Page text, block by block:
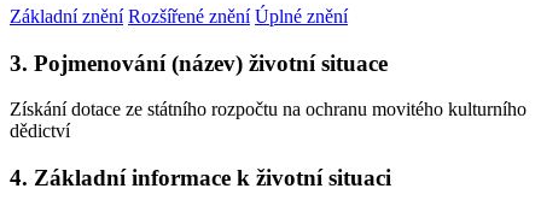
Základní znění Rozšířené znění Úplné znění
3. Pojmenování (název) životní situace
Získání dotace ze státního rozpočtu na ochranu movitého kulturního
dědictví
4. Základní informace k životní situaci